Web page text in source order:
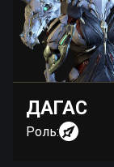
ДАГАС
Роль: